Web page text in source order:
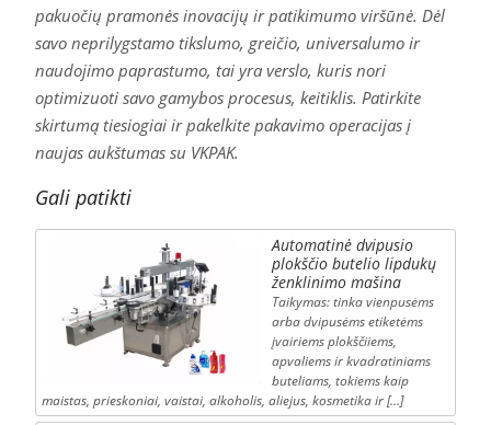
pakuočių pramonės inovacijų ir patikimumo viršūnė. Dėl
savo neprilygstamo tikslumo, greičio, universalumo ir
naudojimo paprastumo, tai yra verslo, kuris nori
optimizuoti savo gamybos procesus, keitiklis. Patirkite
skirtumą tiesiogiai ir pakelkite pakavimo operacijas į
naujas aukštumas su VKPAK.
Gali patikti
Automatinė dvipusio
plokščio butelio lipdukų
ženklinimo mašina
Taikymas: tinka vienpusėms
arba dvipusėms etiketėms
įvairiems plokščiiems,
apvaliems ir kvadratiniams
buteliams, tokiems kaip
maistas, prieskoniai, vaistai, alkoholis, aliejus, kosmetika ir […]